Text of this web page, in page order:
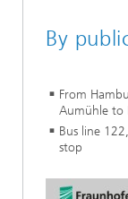
By
From
Aumühle to
Bus line
stop